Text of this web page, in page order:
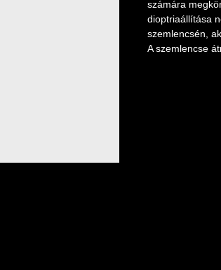
számára
dioptriaállítása
szemlencsén,
A szemlencse